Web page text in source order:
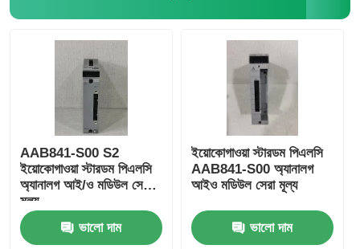
AAB841-S00 S2
ইয়োকোগাওয়া স্টারডম পিএলসি
অ্যানালগ আই/ও মডিউল সেরা
মূল্য
ভালো দাম
ইয়োকোগাওয়া স্টারডম পিএলসি
AAB841-S00 অ্যানালগ
আইও মডিউল সেরা মূল্য
ভালো দাম